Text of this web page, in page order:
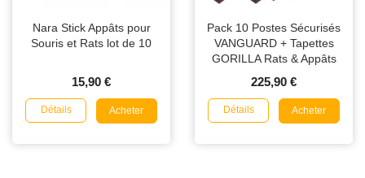
Nara Stick Appâts pour
Souris et Rats lot de 10
15,90 €
Détails Acheter
Pack 10 Postes Sécurisés
VANGUARD + Tapettes
GORILLA Rats & Appâts
225,90 €
Détails Acheter